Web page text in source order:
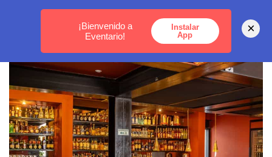
MEDELLÍN - BOGOTÁ - CARTAGENA
¡Bienvenido a
Eventario!
Instalar
App
×